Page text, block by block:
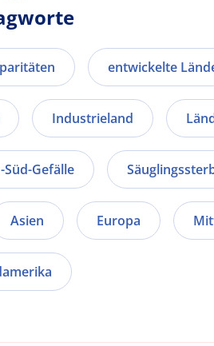
entwickelte
Industrieland
Gefälle
Asien Europa